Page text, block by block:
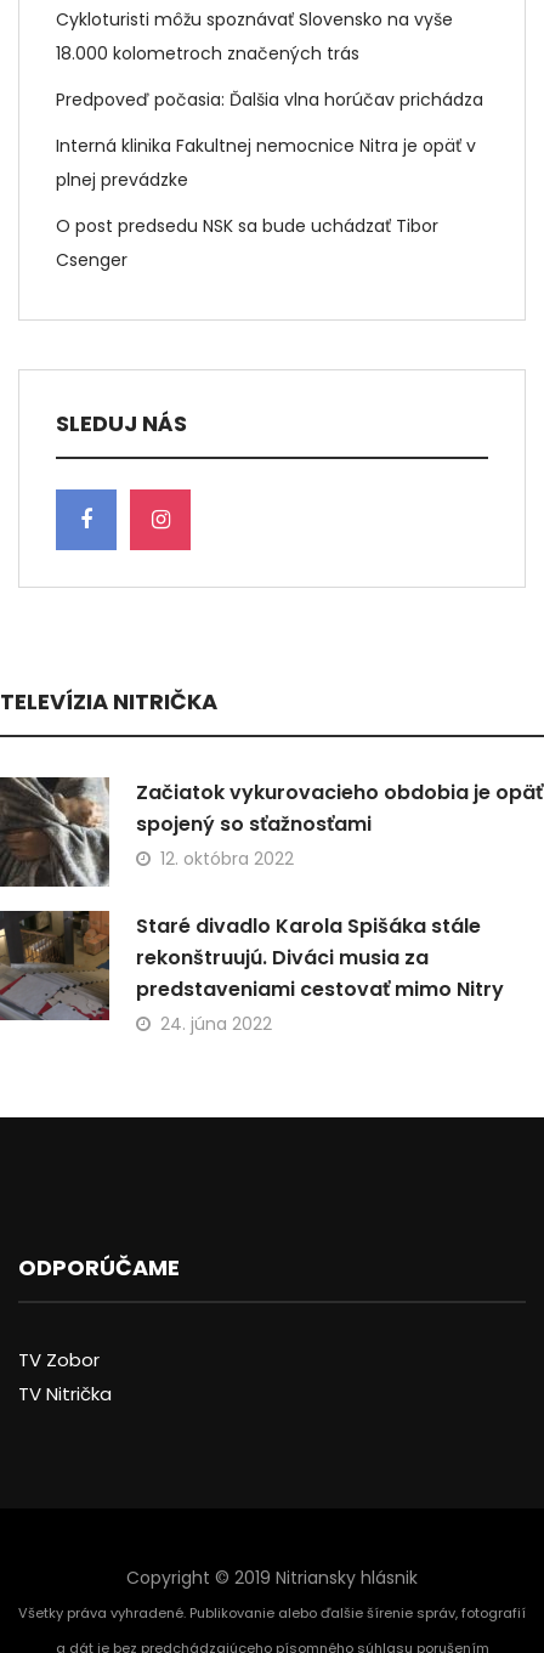
Cykloturisti môžu spoznávať Slovensko na vyše
18.000 kolometroch značených trás
Predpoveď počasia: Ďalšia vlna horúčav prichádza
Interná klinika Fakultnej nemocnice Nitra je opäť v
plnej prevádzke
O post predsedu NSK sa bude uchádzať Tibor
Csenger
SLEDUJ NÁS
TELEVÍZIA NITRIČKA
Začiatok vykurovacieho obdobia je opäť
spojený so sťažnosťami
12. októbra 2022
Staré divadlo Karola Spišáka stále
rekonštruujú. Diváci musia za
predstaveniami cestovať mimo Nitry
24. júna 2022
ODPORÚČAME
TV Zobor
TV Nitrička
Copyright © 2019 Nitriansky hlásnik
Všetky práva vyhradené. Publikovanie alebo ďalšie šírenie správ, fotografií
a dát je bez predchádzajúceho písomného súhlasu porušením